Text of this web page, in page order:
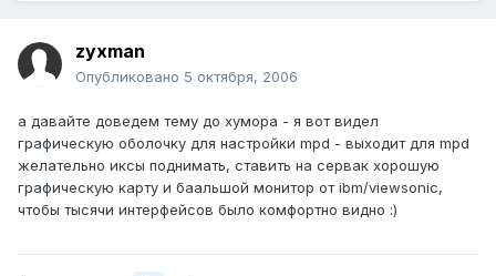
zyxman
Опубликовано 5 октября, 2006
а давайте доведем тему до хумора - я вот видел
графическую оболочку для настройки mpd - выходит для mpd
желательно иксы поднимать, ставить на сервак хорошую
графическую карту и баальшой монитор от ibm/viewsonic,
чтобы тысячи интерфейсов было комфортно видно :)